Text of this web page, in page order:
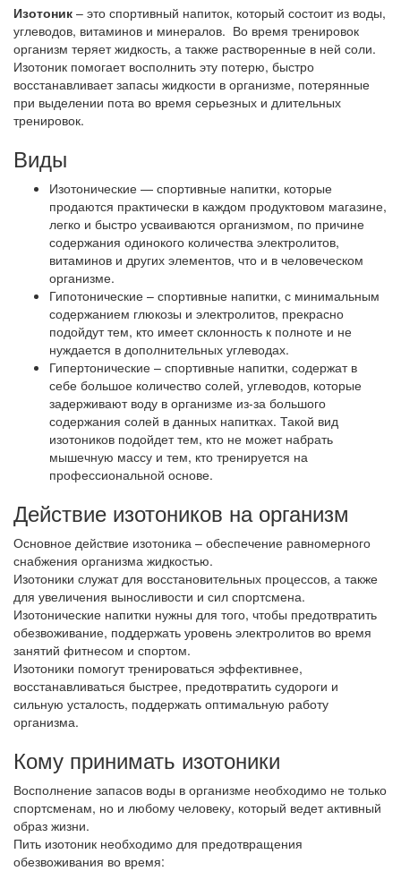
Изотоник – это спортивный напиток, который состоит из воды,
углеводов, витаминов и минералов. Во время тренировок
организм теряет жидкость, а также растворенные в ней соли.
Изотоник помогает восполнить эту потерю, быстро
восстанавливает запасы жидкости в организме, потерянные
при выделении пота во время серьезных и длительных
тренировок.
Виды
Изотонические — спортивные напитки, которые
продаются практически в каждом продуктовом магазине,
легко и быстро усваиваются организмом, по причине
содержания одинокого количества электролитов,
витаминов и других элементов, что и в человеческом
организме.
Гипотонические – спортивные напитки, с минимальным
содержанием глюкозы и электролитов, прекрасно
подойдут тем, кто имеет склонность к полноте и не
нуждается в дополнительных углеводах.
Гипертонические – спортивные напитки, содержат в
себе большое количество солей, углеводов, которые
задерживают воду в организме из-за большого
содержания солей в данных напитках. Такой вид
изотоников подойдет тем, кто не может набрать
мышечную массу и тем, кто тренируется на
профессиональной основе.
Действие изотоников на организм
Основное действие изотоника – обеспечение равномерного
снабжения организма жидкостью.
Изотоники служат для восстановительных процессов, а также
для увеличения выносливости и сил спортсмена.
Изотонические напитки нужны для того, чтобы предотвратить
обезвоживание, поддержать уровень электролитов во время
занятий фитнесом и спортом.
Изотоники помогут тренироваться эффективнее,
восстанавливаться быстрее, предотвратить судороги и
сильную усталость, поддержать оптимальную работу
организма.
Кому принимать изотоники
Восполнение запасов воды в организме необходимо не только
спортсменам, но и любому человеку, который ведет активный
образ жизни.
Пить изотоник необходимо для предотвращения
обезвоживания во время: